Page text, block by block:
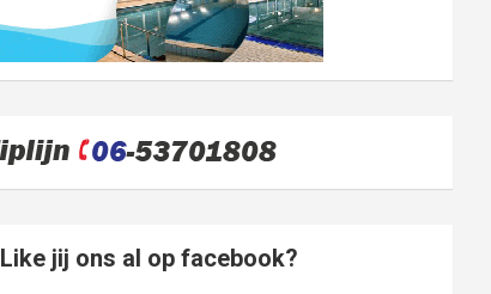
Like jij ons al op facebook?